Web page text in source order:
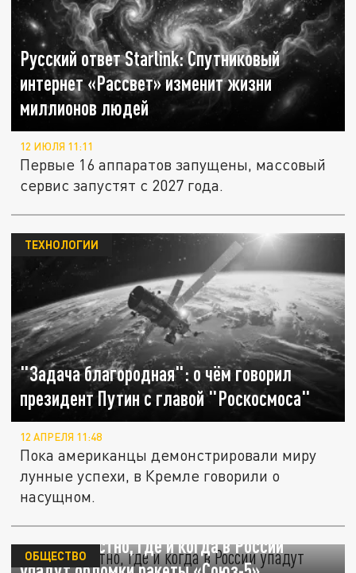
Русский ответ Starlink: Спутниковый
интернет «Рассвет» изменит жизни
миллионов людей
12 ИЮЛЯ 11:11
Первые 16 аппаратов запущены, массовый
сервис запустят с 2027 года.
"Задача благородная": о чём говорил
президент Путин с главой "Роскосмоса"
ТЕХНОЛОГИИ
12 АПРЕЛЯ 11:48
Пока американцы демонстрировали миру
лунные успехи, в Кремле говорили о
насущном.
Стало известно, где и когда в России
ОБЩЕСТВО